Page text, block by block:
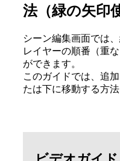
法（緑の矢印
シーン編集画面では
レイヤーの順番（重
ができます。
このガイドでは、追
たは下に移動する方法